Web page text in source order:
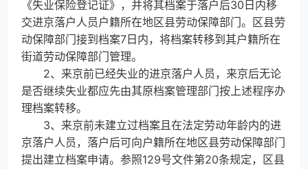
《失业保险登记证》，并将其档案于落户后30日内移
交进京落户人员户籍所在地区县劳动保障部门。区县劳
动保障部门接到档案7日内，将档案转移到其户籍所在
街道劳动保障部门管理。
2、来京前已经失业的进京落户人员，来京后无论
是否继续失业都应先由其原档案管理部门按上述程序办
理档案转移。
3、来京前未建立过档案且在法定劳动年龄内的进
京落户人员，落户后可向户籍所在地区县劳动保障部门
提出建立档案申请。参照129号文件第20条规定，区县